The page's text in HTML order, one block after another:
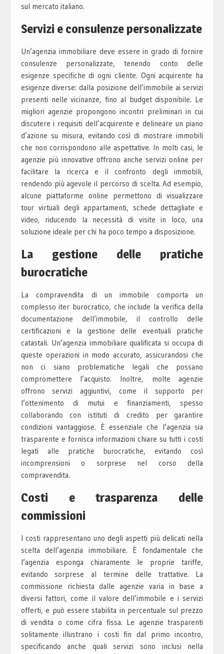
sul mercato italiano.
Servizi e consulenze personalizzate
Un’agenzia immobiliare deve essere in grado di fornire
consulenze personalizzate, tenendo conto delle
esigenze specifiche di ogni cliente. Ogni acquirente ha
esigenze diverse: dalla posizione dell’immobile ai servizi
presenti nelle vicinanze, fino al budget disponibile. Le
migliori agenzie propongono incontri preliminari in cui
discutere i requisiti dell’acquirente e delineare un piano
d’azione su misura, evitando così di mostrare immobili
che non corrispondono alle aspettative. In molti casi, le
agenzie più innovative offrono anche servizi online per
facilitare la ricerca e il confronto degli immobili,
rendendo più agevole il percorso di scelta. Ad esempio,
alcune piattaforme online permettono di visualizzare
tour virtuali degli appartamenti, schede dettagliate e
video, riducendo la necessità di visite in loco, una
soluzione ideale per chi ha poco tempo a disposizione.
La gestione delle pratiche
burocratiche
La compravendita di un immobile comporta un
complesso iter burocratico, che include la verifica della
documentazione dell’immobile, il controllo delle
certificazioni e la gestione delle eventuali pratiche
catastali. Un’agenzia immobiliare qualificata si occupa di
queste operazioni in modo accurato, assicurandosi che
non ci siano problematiche legali che possano
compromettere l’acquisto. Inoltre, molte agenzie
offrono servizi aggiuntivi, come il supporto per
l’ottenimento di mutui e finanziamenti, spesso
collaborando con istituti di credito per garantire
condizioni vantaggiose. È essenziale che l’agenzia sia
trasparente e fornisca informazioni chiare su tutti i costi
legati alle pratiche burocratiche, evitando così
incomprensioni o sorprese nel corso della
compravendita.
Costi e trasparenza delle
commissioni
I costi rappresentano uno degli aspetti più delicati nella
scelta dell’agenzia immobiliare. È fondamentale che
l’agenzia esponga chiaramente le proprie tariffe,
evitando sorprese al termine delle trattative. La
commissione richiesta dalle agenzie varia in base a
diversi fattori, come il valore dell’immobile e i servizi
offerti, e può essere stabilita in percentuale sul prezzo
di vendita o come cifra fissa. Le agenzie trasparenti
solitamente illustrano i costi fin dal primo incontro,
specificando anche quali servizi sono inclusi nella